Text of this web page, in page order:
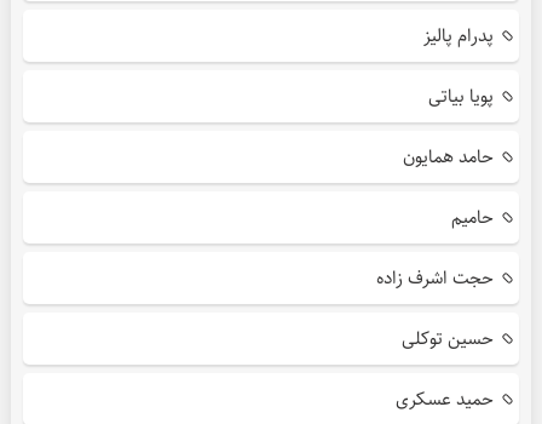
پدرام پالیز
پویا بیاتی
حامد همایون
حامیم
حجت اشرف زاده
حسین توکلی
حمید عسکری